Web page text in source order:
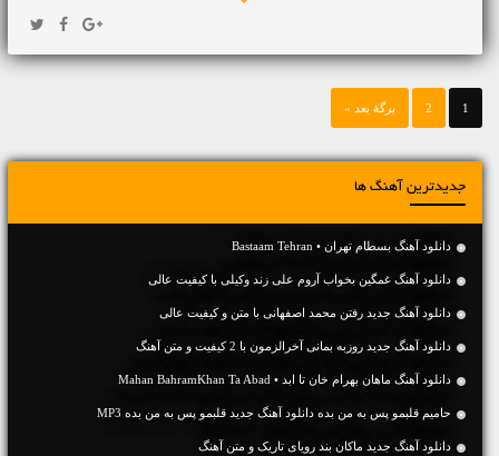
1
2 برگهٔ بعد »
جدیدترین آهنگ ها
دانلود آهنگ بسطام تهران • Bastaam Tehran
دانلود آهنگ غمگین بخواب آروم علی زند وکیلی با کیفیت عالی
دانلود آهنگ جديد رفتن محمد اصفهانی با متن و کیفیت عالی
دانلود آهنگ جديد روزبه بمانی آخرالزمون با 2 کیفیت و متن آهنگ
دانلود آهنگ ماهان بهرام خان تا ابد • Mahan BahramKhan Ta Abad
حامیم قلبمو پس به من بده دانلود آهنگ جدید قلبمو پس به من بده MP3
دانلود آهنگ جديد ماکان بند رویای تاریک و متن آهنگ